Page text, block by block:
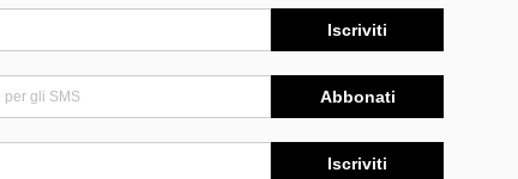
Iscriviti
Abbonati
Iscriviti